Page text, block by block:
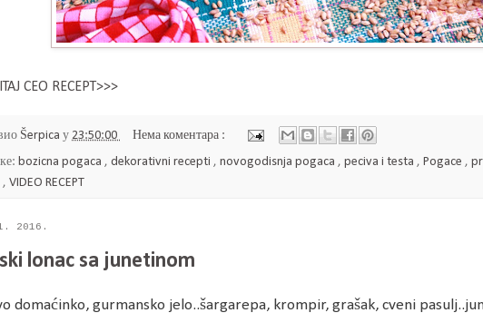
CEO RECEPT>>>
Šerpica у 23:50:00
Нема коментара :
bozicna pogaca , dekorativni recepti , novogodisnja pogaca , peciva i testa , Pogace ,
, VIDEO RECEPT
2016.
lonac sa junetinom
domaćinko, gurmansko jelo..šargarepa, krompir, grašak, cveni